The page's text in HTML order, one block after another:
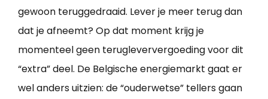
gewoon teruggedraaid. Lever je meer terug dan
dat je afneemt? Op dat moment krijg je
momenteel geen terugleververgoeding voor dit
“extra” deel. De Belgische energiemarkt gaat er
wel anders uitzien: de “ouderwetse” tellers gaan